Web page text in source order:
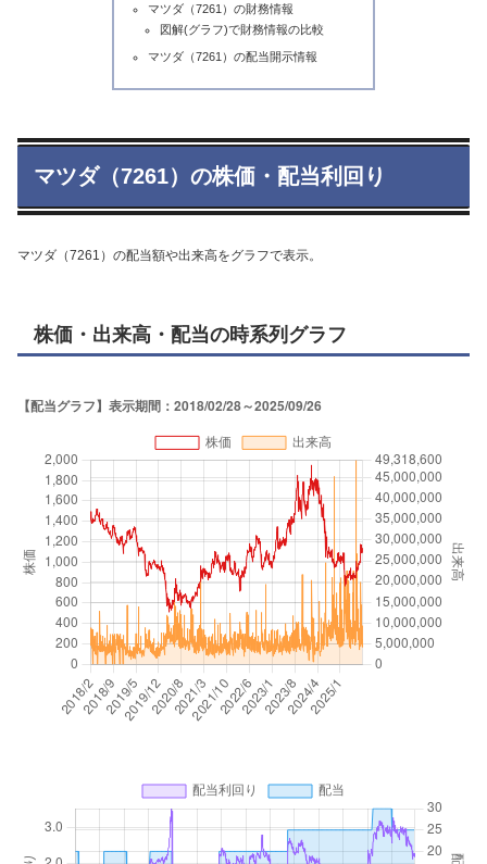
マツダ（7261）の財務情報
図解(グラフ)で財務情報の比較
マツダ（7261）の配当開示情報
マツダ（7261）の株価・配当利回り
マツダ（7261）の配当額や出来高をグラフで表示。
株価・出来高・配当の時系列グラフ